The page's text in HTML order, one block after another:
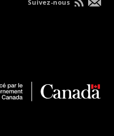
Suivez-nous